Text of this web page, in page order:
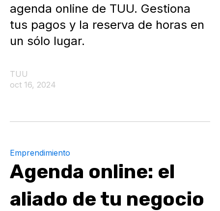
agenda online de TUU. Gestiona
tus pagos y la reserva de horas en
un sólo lugar.
TUU
oct 16, 2024
Emprendimiento
Agenda online: el
aliado de tu negocio